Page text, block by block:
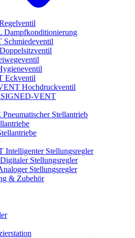
Dampfkonditionierung
Eckventil
Hochdruckventil
VENT
Stellantrieb
Stellungsregler
Stellungsregler
Stellungsregler
& Zubehör